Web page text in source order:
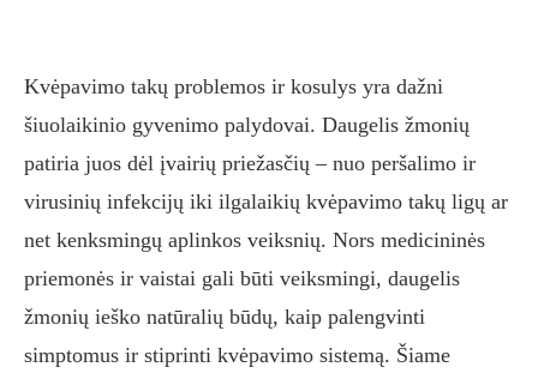
Kvėpavimo takų problemos ir kosulys yra dažni
šiuolaikinio gyvenimo palydovai. Daugelis žmonių
patiria juos dėl įvairių priežasčių – nuo peršalimo ir
virusinių infekcijų iki ilgalaikių kvėpavimo takų ligų ar
net kenksmingų aplinkos veiksnių. Nors medicininės
priemonės ir vaistai gali būti veiksmingi, daugelis
žmonių ieško natūralių būdų, kaip palengvinti
simptomus ir stiprinti kvėpavimo sistemą. Šiame